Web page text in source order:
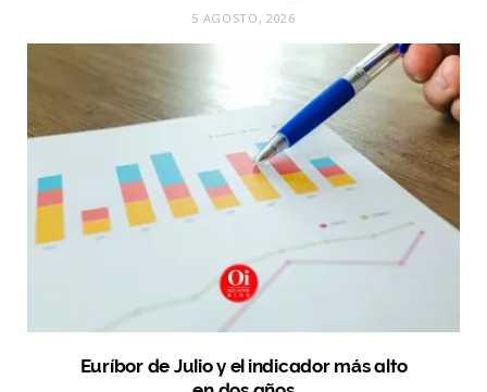
5 AGOSTO, 2026
Euríbor de Julio y el indicador más alto